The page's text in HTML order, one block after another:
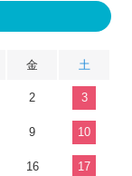
金 土
2 3
9 10
16 17